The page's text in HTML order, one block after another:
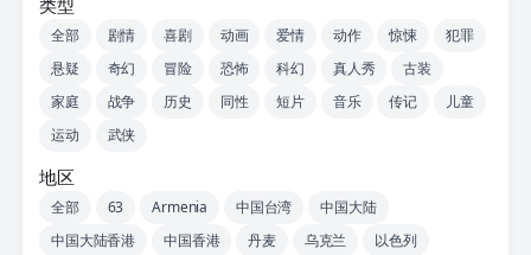
类型
全部 剧情 喜剧 动画 爱情 动作 惊悚
犯罪
悬疑
奇幻 冒险 恐怖 科幻 真人秀
古装
家庭
战争 历史 同性 短片 音乐 传记
儿童
运动
武侠
地区
全部 63 Armenia 中国台湾
中国大陆
中国大陆香港
中国香港 丹麦 乌克兰
以色列